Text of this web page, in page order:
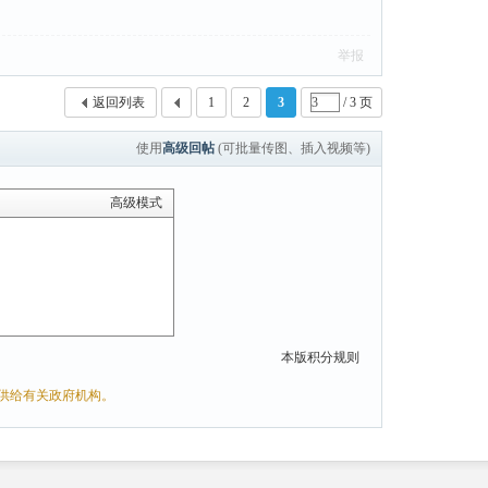
举报
1 2 3 / 3 页
返回列表
使用高级回帖 (可批量传图、插入视频等)
高级模式
本版积分规则
有关政府机构。